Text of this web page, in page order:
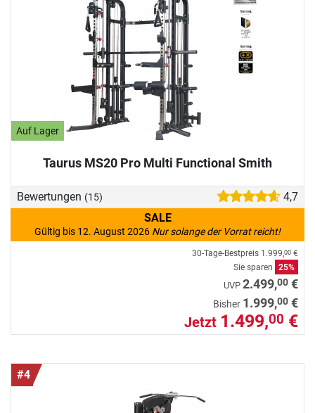
Auf Lager
Taurus MS20 Pro Multi Functional Smith
Bewertungen (15)
4,7
SALE
Gültig bis 12. August 2026 Nur solange der Vorrat reicht!
30-Tage-Bestpreis 1.999,00 €
Sie sparen
25%
UVP 2.499,00 €
Bisher 1.999,00 €
Jetzt 1.499,00 €
#4